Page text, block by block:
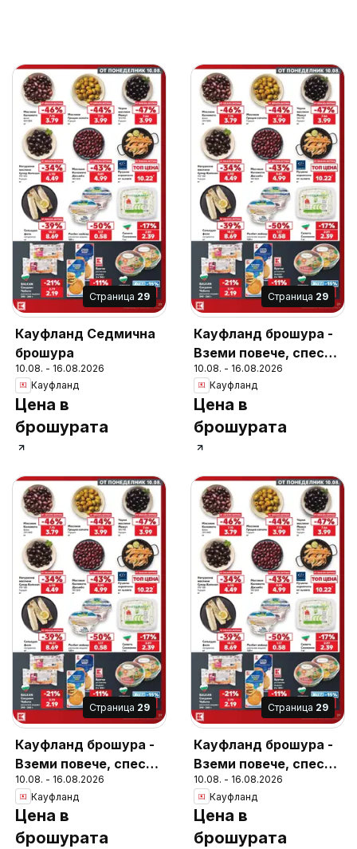
Cтраница 29
Кауфланд Седмична
брошура
10.08. - 16.08.2026
Кауфланд
Цена в
брошурата
Cтраница 29
Кауфланд брошура -
Вземи повече, спести
повече с Kaufland с
валидност до
16.08.2026
10.08. - 16.08.2026
Кауфланд
Цена в
брошурата
Cтраница 29
Кауфланд брошура -
Вземи повече, спести
повече с Kaufland с
валидност до
16.08.2026
10.08. - 16.08.2026
Кауфланд
Цена в
брошурата
Cтраница 29
Кауфланд брошура -
Вземи повече, спести
повече с Kaufland с
валидност до
16.08.2026
10.08. - 16.08.2026
Кауфланд
Цена в
брошурата